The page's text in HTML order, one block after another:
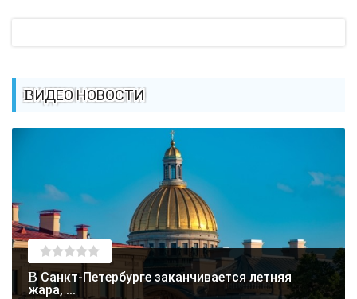
ВИДЕО НОВОСТИ
В Санкт-Петербурге заканчивается летняя
жара, ...